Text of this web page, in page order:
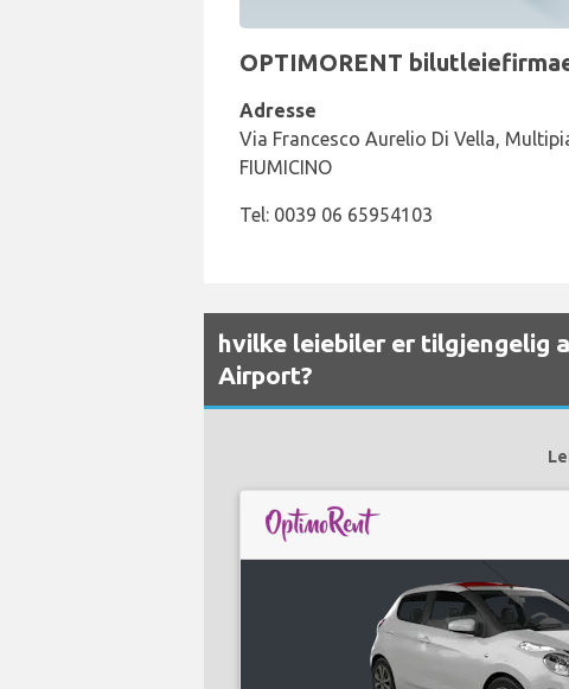
OPTIMORENT
Adresse
Via Francesco Aurelio Di Vella,
FIUMICINO
Tel: 0039 06 65954103
hvilke leiebiler er tilgjengelig
Airport?